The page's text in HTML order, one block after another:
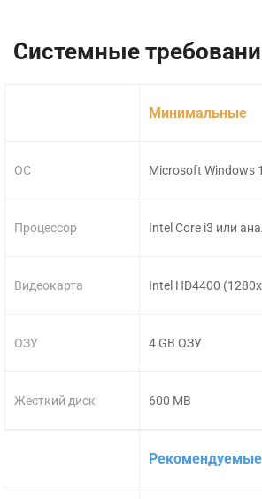
Системные
ОС
Процессор
Видеокарта
ОЗУ
Жесткий диск
Минимальные
Microsoft Windows
Intel Core i3 или
Intel HD4400
4 GB ОЗУ
600 MB
Рекомендуемые